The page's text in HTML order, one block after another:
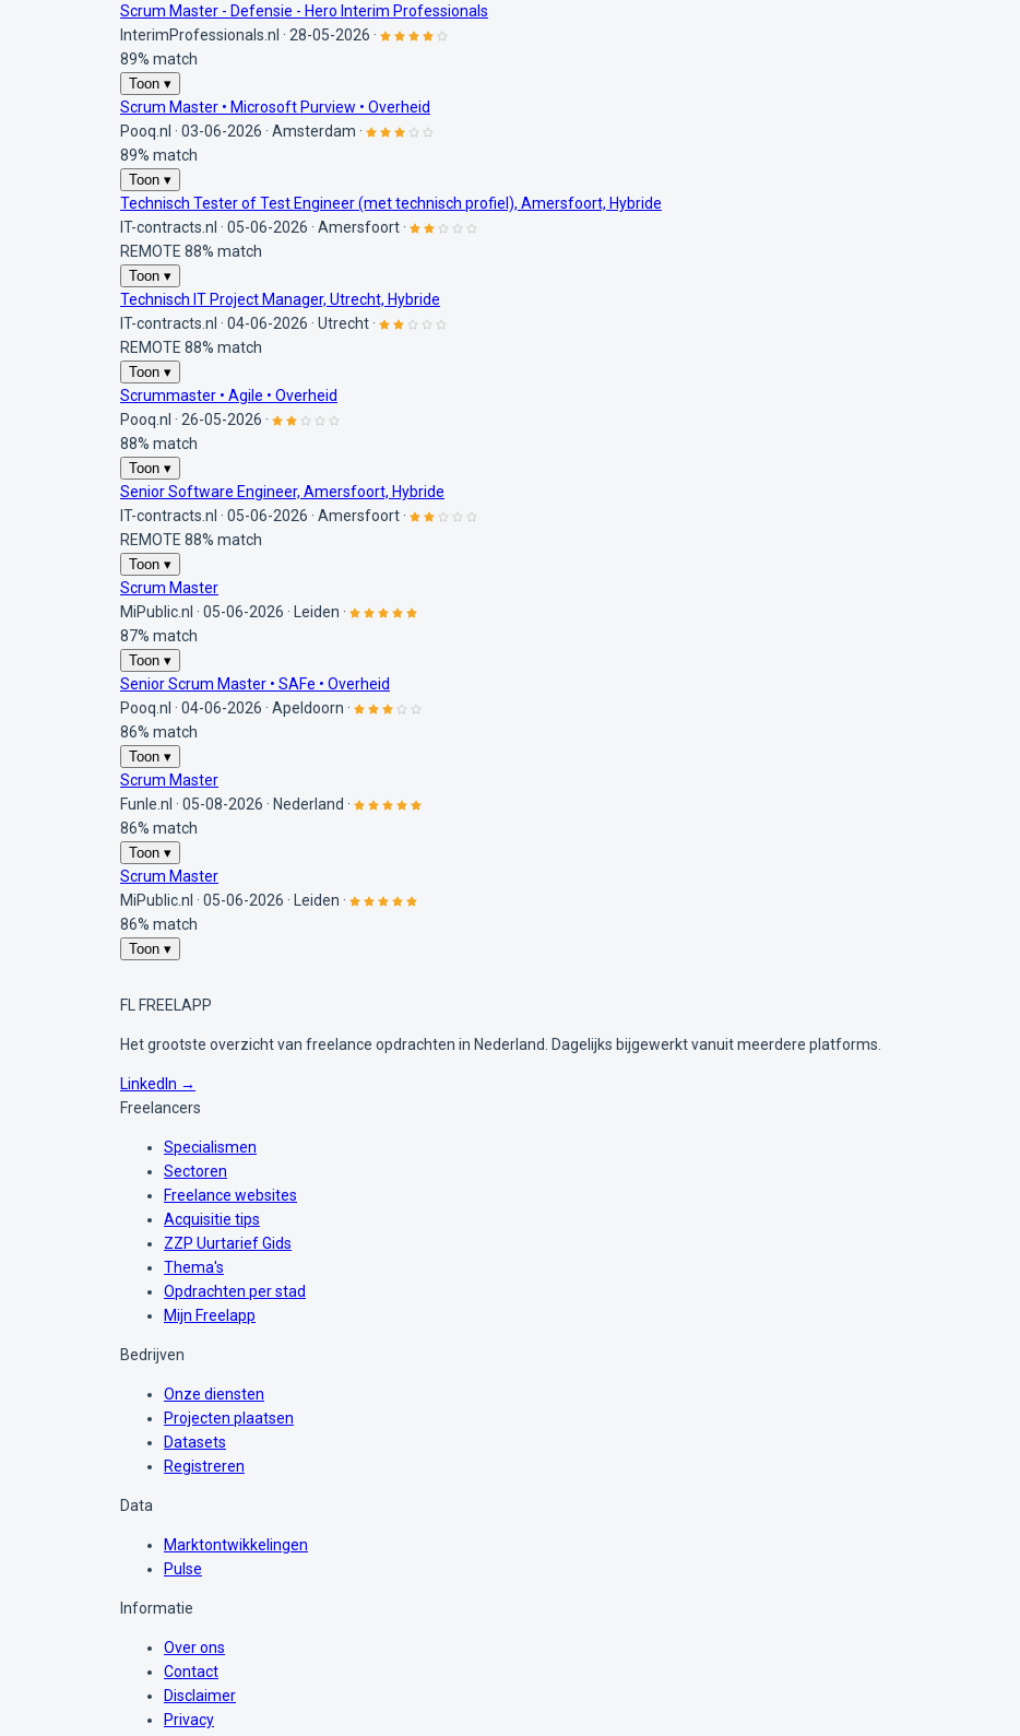
Scrum Master - Defensie - Hero Interim Professionals
InterimProfessionals.nl · 28-05-2026 ·
89% match
Toon ▾
Scrum Master • Microsoft Purview • Overheid
Pooq.nl · 03-06-2026 · Amsterdam ·
89% match
Toon ▾
Technisch Tester of Test Engineer (met technisch profiel), Amersfoort, Hybride
IT-contracts.nl · 05-06-2026 · Amersfoort ·
REMOTE 88% match
Toon ▾
Technisch IT Project Manager, Utrecht, Hybride
IT-contracts.nl · 04-06-2026 · Utrecht ·
REMOTE 88% match
Toon ▾
Scrummaster • Agile • Overheid
Pooq.nl · 26-05-2026 ·
88% match
Toon ▾
Senior Software Engineer, Amersfoort, Hybride
IT-contracts.nl · 05-06-2026 · Amersfoort ·
REMOTE 88% match
Toon ▾
Scrum Master
MiPublic.nl · 05-06-2026 · Leiden ·
87% match
Toon ▾
Senior Scrum Master • SAFe • Overheid
Pooq.nl · 04-06-2026 · Apeldoorn ·
86% match
Toon ▾
Scrum Master
Funle.nl · 05-08-2026 · Nederland ·
86% match
Toon ▾
Scrum Master
MiPublic.nl · 05-06-2026 · Leiden ·
86% match
Toon ▾
FL FREELAPP
Het grootste overzicht van freelance opdrachten in Nederland. Dagelijks bijgewerkt vanuit meerdere platforms.
LinkedIn →
Freelancers
Specialismen
Sectoren
Freelance websites
Acquisitie tips
ZZP Uurtarief Gids
Thema's
Opdrachten per stad
Mijn Freelapp
Bedrijven
Onze diensten
Projecten plaatsen
Datasets
Registreren
Data
Marktontwikkelingen
Pulse
Informatie
Over ons
Contact
Disclaimer
Privacy